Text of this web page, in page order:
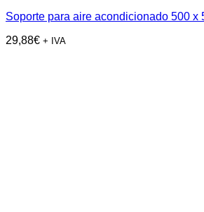
Soporte para aire acondicionado 500 x
29,88€ + IVA